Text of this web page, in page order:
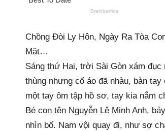
Chồng Đòi Ly Hôn, Ngày Ra Tòa
Mặt…
Sáng thứ Hai, trời Sài Gòn xám
thùng nhưng cổ áo đã nhàu, bàn
một tay ôm tập hồ sơ, tay kia nắm
Bé con tên Nguyễn Lê Minh Anh,
nhìn bố. Nam vội quay đi, như sợ